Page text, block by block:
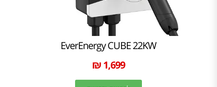
EverEnergy CUBE 22KW
1,699 ₪